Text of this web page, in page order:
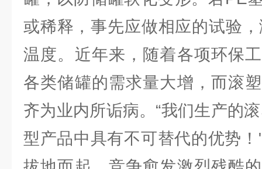
或稀释，事先应做相应的试验
温度。近年来，随着各项环保
各类储罐的需求量大增，而滚
齐为业内所诟病。“我们生产的
型产品中具有不可替代的优势